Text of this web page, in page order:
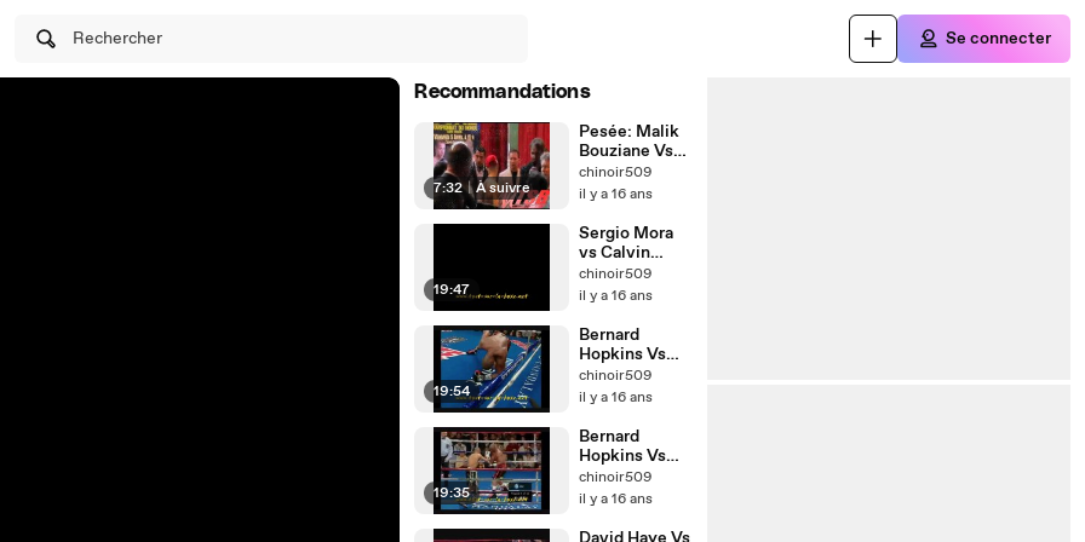
Rechercher Se connecter
Recommandations
7:32 | À suivre
Pesée: Malik
Bouziane Vs
Simphiwe
Nongqayi
chinoir509
il y a 16 ans
19:47
Sergio Mora
vs Calvin
Green (K.o au
7éme Round)
chinoir509
il y a 16 ans
19:54
Bernard
Hopkins Vs
Roy Jones __
Part 2
chinoir509
il y a 16 ans
19:35
Bernard
Hopkins Vs
Roy Jones __
Part 1
chinoir509
il y a 16 ans